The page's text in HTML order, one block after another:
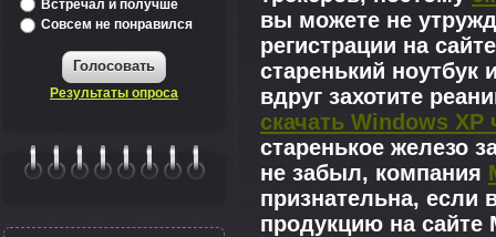
вы можете не
регистрации на
старенький
вдруг захотите
скачать Windows XP
старенькое железо
не забыл, компания
признательна, если
продукцию на сайте
Встречал и получше
Совсем не понравился
Голосовать
Результаты опроса